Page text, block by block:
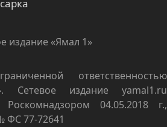
издание «Ямал 1»
ответственностью
Сетевое издание yamal1.ru
Роскомнадзором 04.05.2018 г.,
ФС 77-72641